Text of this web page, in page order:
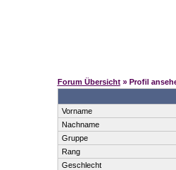
Forum Übersicht» Profil
Vorname
Nachname
Gruppe
Rang
Geschlecht